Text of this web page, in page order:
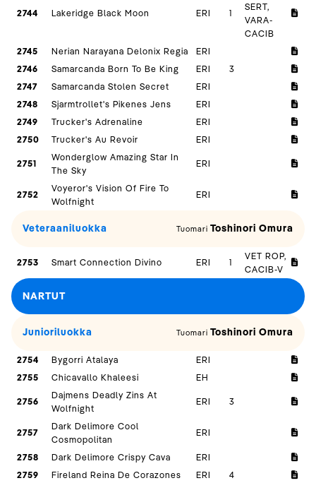
2744 Lakeridge Black Moon ERI 1
SERT,
VARA-
CACIB
2745
Nerian Narayana Delonix Regia
ERI
2746
Samarcanda Born To Be King ERI
3
2747
Samarcanda Stolen Secret
ERI
2748
Sjarmtrollet's Pikenes Jens
ERI
2749
Trucker's Adrenaline
ERI
2750
Trucker's Au Revoir ERI
2751
Wonderglow Amazing Star In
The Sky
ERI
2752
Voyeror's Vision Of Fire To
Wolfnight
ERI
Veteraaniluokka Tuomari Toshinori Omura
2753 Smart Connection Divino ERI 1
VET ROP,
CACIB-V
NARTUT
Junioriluokka Tuomari Toshinori Omura
2754 Bygorri Atalaya
ERI
2755
Chicavallo Khaleesi EH
2756
Dajmens Deadly Zins At
Wolfnight
ERI 3
2757
Dark Delimore Cool
Cosmopolitan
ERI
2758 Dark Delimore Crispy Cava
ERI
2759
Fireland Reina De Corazones ERI
4